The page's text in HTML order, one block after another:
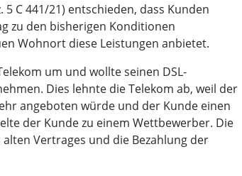
C 441/21) entschieden, dass Kunden
zu den bisherigen Konditionen
Wohnort diese Leistungen anbietet.
um und wollte seinen DSL-
Dies lehnte die Telekom ab, weil der
angeboten würde und der Kunde einen
der Kunde zu einem Wettbewerber. Die
Vertrages und die Bezahlung der